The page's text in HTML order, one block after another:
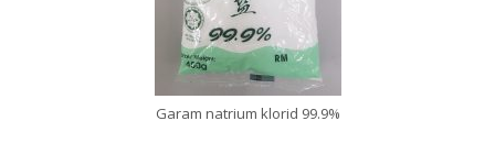
Garam natrium klorid 99.9%